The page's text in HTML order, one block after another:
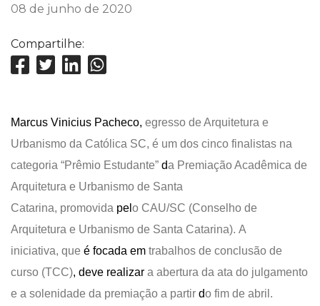
08 de junho de 2020
Compartilhe:
Marcus Vinicius Pacheco, egresso de Arquitetura e
Urbanismo da Católica SC, é um dos cinco finalistas na
categoria “Prêmio Estudante” da Premiação Acadêmica de
Arquitetura e Urbanismo de Santa
Catarina, promovida pel o CAU/SC (Conselho de
Arquitetura e Urbanismo de Santa Catarina). A
iniciativa, que é focada em trabalhos de conclusão de
curso (TCC), deve realizar a abertura da ata do julgamento
e a solenidade da premiação a partir do fim de abril.